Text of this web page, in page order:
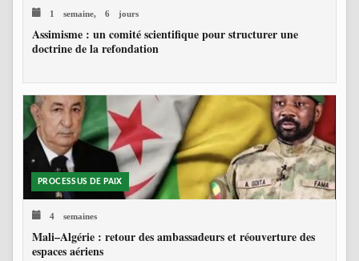
1 semaine, 6 jours
Assimisme : un comité scientifique pour structurer une
doctrine de la refondation
PROCESSUS DE PAIX
4 semaines
Mali–Algérie : retour des ambassadeurs et réouverture des
espaces aériens